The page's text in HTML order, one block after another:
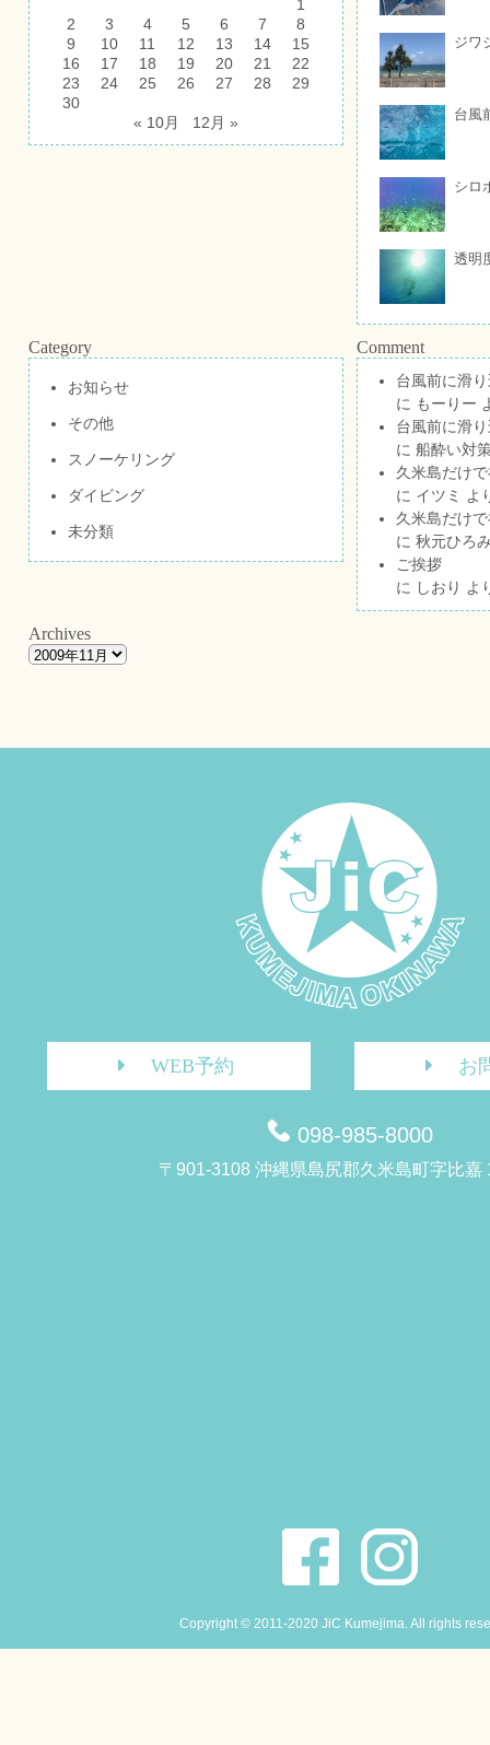
1
2
3 4 5 6 7
8
9
10 11 12 13 14
15
16
17 18 19 20 21
22
23
24 25 26 27 28
29
30
« 10月
12月 »
ジワ
台風
シロ
透明
Category
お知らせ
その他
スノーケリング
ダイビング
未分類
Comment
台風前に滑
に もーりー
台風前に滑
に 船酔い対
久米島だけ
に イツミ
よ
久米島だけ
に 秋元ひろ
ご挨拶
に しおり よ
Archives
WEB予約 お
098-985-8000
〒901-3108 沖縄県島尻郡久米島町字比嘉
Copyright © 2011-2020 JiC Kumejima. All rights